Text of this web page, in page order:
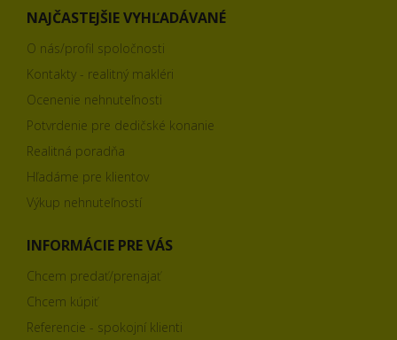
NAJČASTEJŠIE VYHĽADÁVANÉ
O nás/profil spoločnosti
Kontakty - realitný makléri
Ocenenie nehnuteľnosti
Potvrdenie pre dedičské konanie
Realitná poradňa
Hľadáme pre klientov
Výkup nehnuteľností
INFORMÁCIE PRE VÁS
Chcem predať/prenajať
Chcem kúpiť
Referencie - spokojní klienti